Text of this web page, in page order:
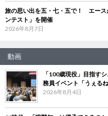
旅の思い出を五・七・五で！ エース
ンテスト」を開催
2026年8月7日
動画
「100歳現役」目指す
務員イベント「うぇる
2026年8月4日